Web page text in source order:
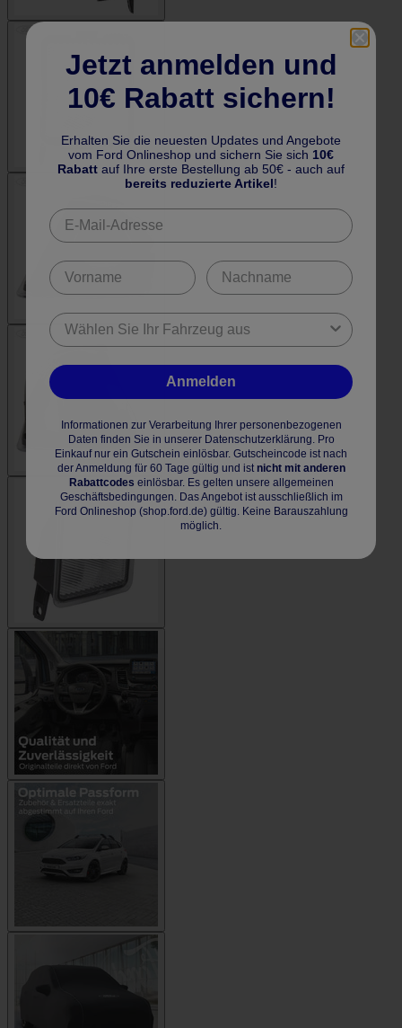
Jetzt anmelden und
10€ Rabatt sichern!
Erhalten Sie die neuesten Updates und Angebote
vom Ford Onlineshop und sichern Sie sich 10€
Rabatt auf Ihre erste Bestellung ab 50€ - auch auf
bereits reduzierte Artikel!
Anmelden
Informationen zur Verarbeitung Ihrer personenbezogenen
Daten finden Sie in unserer Datenschutzerklärung. Pro
Einkauf nur ein Gutschein einlösbar. Gutscheincode ist nach
der Anmeldung für 60 Tage gültig und ist nicht mit anderen
Rabattcodes einlösbar. Es gelten unsere allgemeinen
Geschäftsbedingungen. Das Angebot ist ausschließlich im
Ford Onlineshop (shop.ford.de) gültig. Keine Barauszahlung
möglich.